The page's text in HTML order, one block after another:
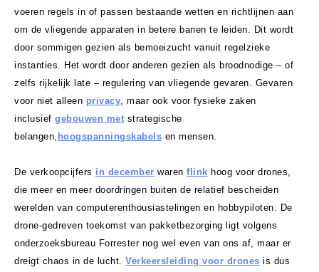
voeren regels in of passen bestaande wetten en richtlijnen aan
om de vliegende apparaten in betere banen te leiden. Dit wordt
door sommigen gezien als bemoeizucht vanuit regelzieke
instanties. Het wordt door anderen gezien als broodnodige – of
zelfs rijkelijk late – regulering van vliegende gevaren. Gevaren
voor niet alleen privacy , maar ook voor fysieke zaken
inclusief gebouwen met strategische
belangen, hoogspanningskabels en mensen.
De verkoopcijfers in december waren flink hoog voor drones,
die meer en meer doordringen buiten de relatief bescheiden
werelden van computerenthousiastelingen en hobbypiloten. De
drone-gedreven toekomst van pakketbezorging ligt volgens
onderzoeksbureau Forrester nog wel even van ons af, maar er
dreigt chaos in de lucht. Verkeersleiding voor drones is dus